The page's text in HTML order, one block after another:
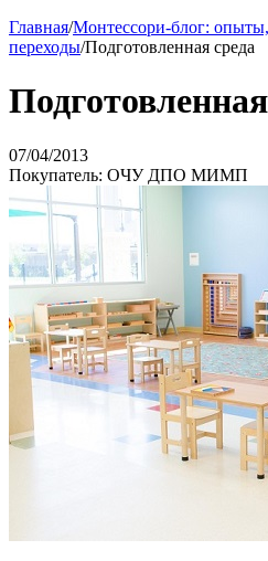
Главная/Монтессори-блог:
переходы/Подготовленная среда
07/04/2013
Покупатель: ОЧУ ДПО МИМП